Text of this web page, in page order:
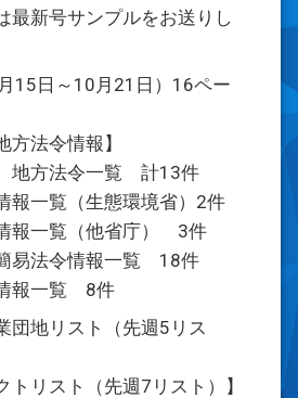
最新号サンプルをお送りし
15日～10月21日）16ペー
方法令情報】
地方法令一覧 計13件
報一覧（生態環境省）2件
報一覧（他省庁） 3件
易法令情報一覧 18件
報一覧 8件
団地リスト（先週5リス
トリスト（先週7リスト）】